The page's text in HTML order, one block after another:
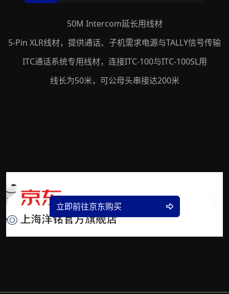
50M Intercom延长用线材
5-Pin XLR线材，提供通话、子机需求电源与TALLY信号传输
ITC通话系统专用线材，连接ITC-100与ITC-100SL用
线长为50米，可公母头串接达200米
立即前往京东购买